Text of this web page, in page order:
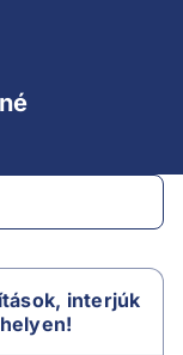
interjúk